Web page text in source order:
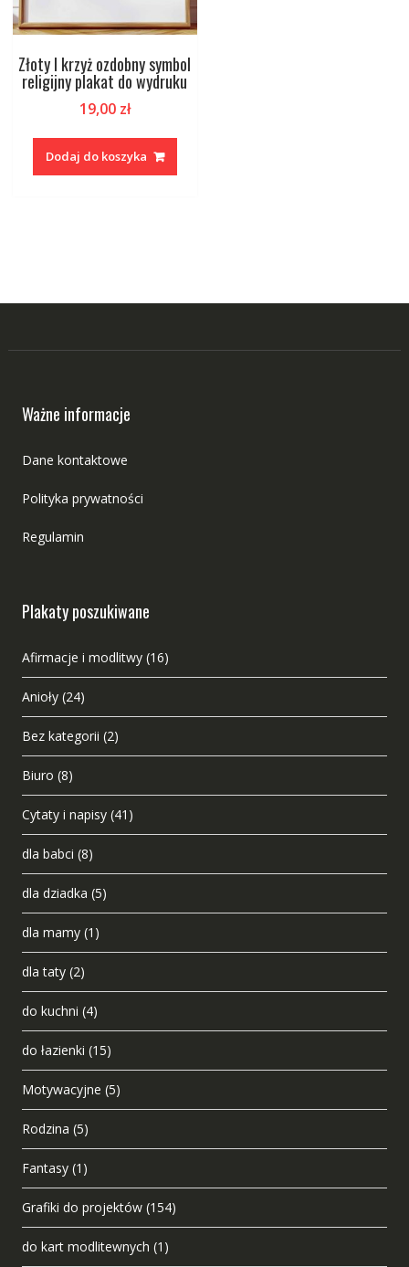
Złoty I krzyż ozdobny symbol
religijny plakat do wydruku
19,00 zł
Dodaj do koszyka
Ważne informacje
Dane kontaktowe
Polityka prywatności
Regulamin
Plakaty poszukiwane
Afirmacje i modlitwy (16)
Anioły (24)
Bez kategorii (2)
Biuro (8)
Cytaty i napisy (41)
dla babci (8)
dla dziadka (5)
dla mamy (1)
dla taty (2)
do kuchni (4)
do łazienki (15)
Motywacyjne (5)
Rodzina (5)
Fantasy (1)
Grafiki do projektów (154)
do kart modlitewnych (1)